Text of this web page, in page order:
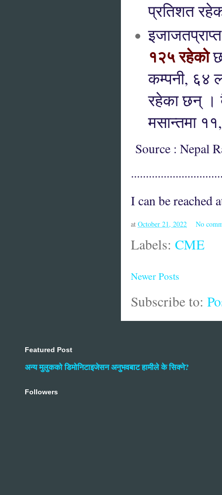
प्रतिशत
१२५ रहेको
कम्पनी, ६४
रहेका छन् ।
मसान्तमा
Source : Nepal
I can be reached
at October 21, 2022 No
Labels: CME
Newer Posts
Subscribe to:
Featured Post
अन्य मुलुकको डिमोनिटाइजेसन अनुभवबाट हामीले के सिक्ने?
Followers